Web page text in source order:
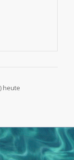
heute